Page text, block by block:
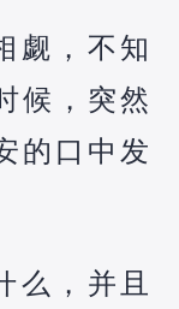
觑，不知
候，突然
的口中发
么，并且